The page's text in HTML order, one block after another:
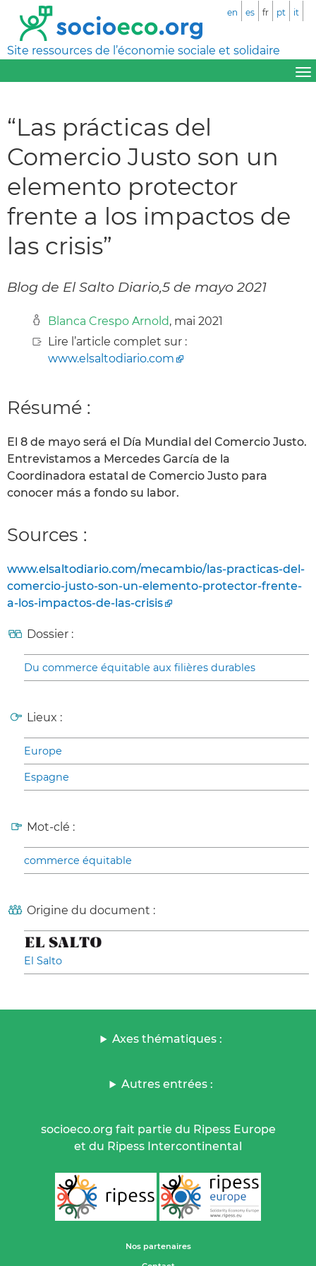
Site ressources de l’économie sociale et solidaire
en es fr pt it
“Las prácticas del
Comercio Justo son un
elemento protector
frente a los impactos de
las crisis”
Blog de El Salto Diario,5 de mayo 2021
Blanca Crespo Arnold, mai 2021
Lire l’article complet sur :
www.elsaltodiario.com
Résumé :
El 8 de mayo será el Día Mundial del Comercio Justo.
Entrevistamos a Mercedes García de la
Coordinadora estatal de Comercio Justo para
conocer más a fondo su labor.
Sources :
www.elsaltodiario.com/mecambio/las-practicas-del-
comercio-justo-son-un-elemento-protector-frente-
a-los-impactos-de-las-crisis
Dossier :
Du commerce équitable aux filières durables
Lieux :
Europe
Espagne
Mot-clé :
commerce équitable
Origine du document :
El Salto
Axes thématiques :
Autres entrées :
socioeco.org fait partie du Ripess Europe
et du Ripess Intercontinental
Nos partenaires